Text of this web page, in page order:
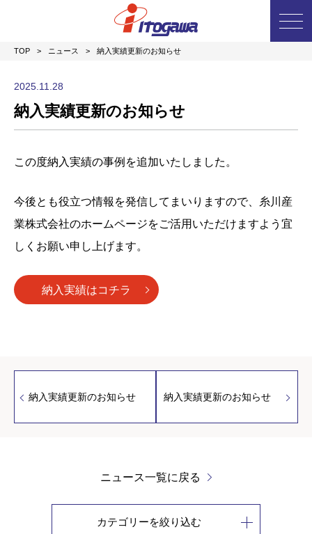
TOP > ニュース > 納入実績更新のお知らせ
2025.11.28
納入実績更新のお知らせ
この度納入実績の事例を追加いたしました。
今後とも役立つ情報を発信してまいりますので、糸川産
業株式会社のホームページをご活用いただけますよう宜
しくお願い申し上げます。
納入実績はコチラ
納入実績更新のお知らせ 納入実績更新のお知らせ
ニュース一覧に戻る
カテゴリーを絞り込む